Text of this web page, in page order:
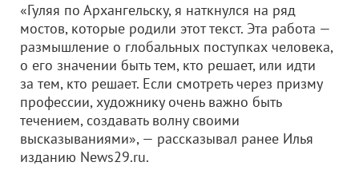
«Гуляя по Архангельску, я наткнулся на ряд
мостов, которые родили этот текст. Эта работа —
размышление о глобальных поступках человека,
о его значении быть тем, кто решает, или идти
за тем, кто решает. Если смотреть через призму
профессии, художнику очень важно быть
течением, создавать волну своими
высказываниями», — рассказывал ранее Илья
изданию News29.ru.